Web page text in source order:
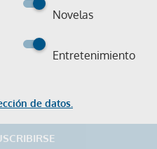
Novelas
Entretenimiento
de datos.